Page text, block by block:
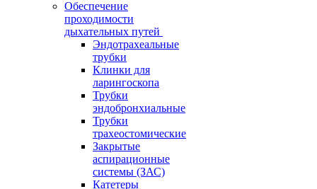
Обеспечение
проходимости
дыхательных путей
Эндотрахеальные
трубки
Клинки для
ларингоскопа
Трубки
эндобронхиальные
Трубки
трахеостомические
Закрытые
аспирационные
системы (ЗАС)
Катетеры